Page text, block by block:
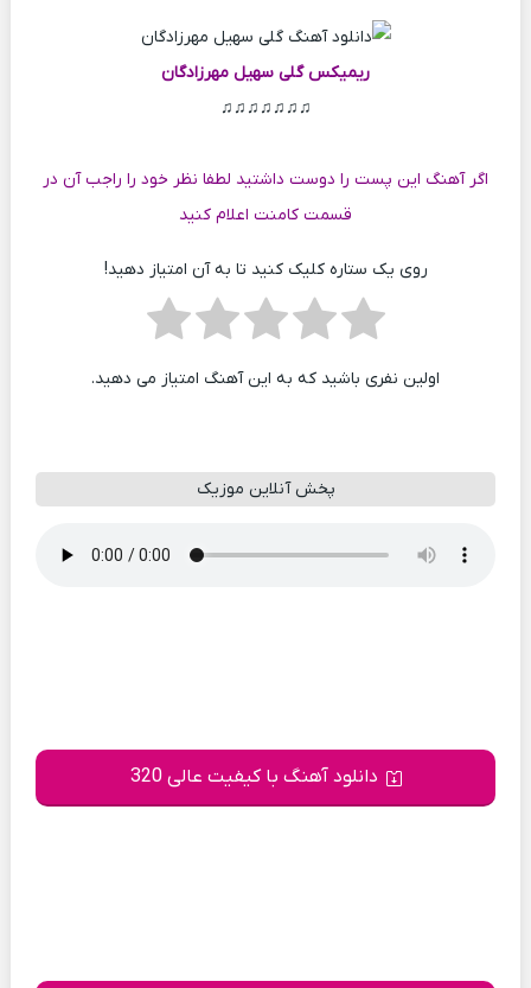
ریمیکس گلی سهیل مهرزادگان
♫♫♫♫♫♫♫
اگر آهنگ این پست را دوست داشتید لطفا نظر خود را راجب آن در
قسمت کامنت اعلام کنید
روی یک ستاره کلیک کنید تا به آن امتیاز دهید!
اولین نفری باشید که به این آهنگ امتیاز می دهید.
پخش آنلاین موزیک
دانلود آهنگ با کیفیت عالی 320